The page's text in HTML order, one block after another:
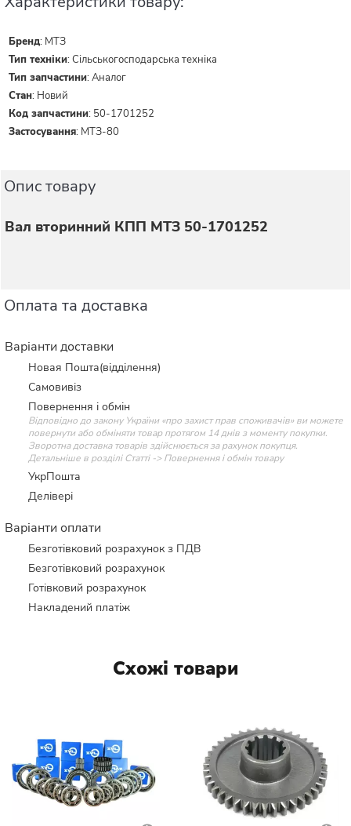
Бренд: МТЗ
Тип техніки:Сільськогосподарська техніка
Тип запчастини:Аналог
Стан: Новий
Код запчастини: 50-1701252
Застосування: МТЗ-80
Опис товару
Вал вторинний КПП МТЗ 50-1701252
Оплата та доставка
Варіанти доставки
Новая Пошта(відділення)
Самовивіз
Повернення і обмін
Відповідно до закону України «про захист прав споживачів» ви можете
повернути або обміняти товар протягом 14 днів з моменту покупки.
Зворотна доставка товарів здійснюється за рахунок покупця.
Детальніше в розділі Статті -> Повернення і обмін товару
УкрПошта
Делівері
Варіанти оплати
Безготівковий розрахунок з ПДВ
Безготівковий розрахунок
Готівковий розрахунок
Накладений платіж
Схожі товари